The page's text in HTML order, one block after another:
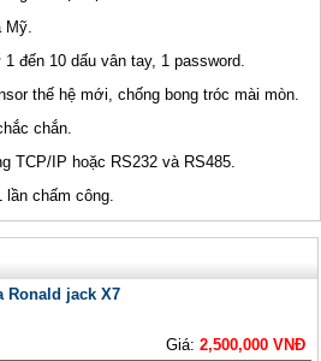
Mỹ.
đến 10 dấu vân tay, 1 password.
thế hệ mới, chống bong tróc mài mòn.
chắn.
TCP/IP hoặc RS232 và RS485.
lần chấm công.
Ronald jack X7
Giá:2,500,000 VNĐ